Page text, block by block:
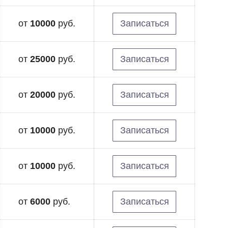
от 10000 руб. Записаться
от 25000 руб. Записаться
от 20000 руб. Записаться
от 10000 руб. Записаться
от 10000 руб. Записаться
от 6000 руб. Записаться